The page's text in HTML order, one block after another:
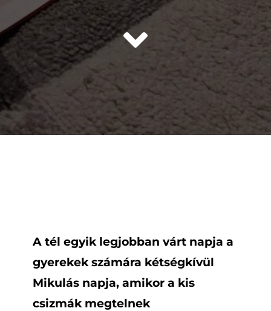

A tél egyik legjobban várt napja a
gyerekek számára kétségkívül
Mikulás napja, amikor a kis
csizmák megtelnek